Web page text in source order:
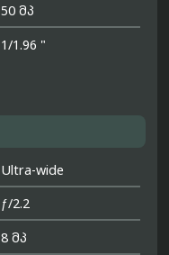
50 მპ
1/1.96 "
Ultra-wide
ƒ/2.2
8 მპ